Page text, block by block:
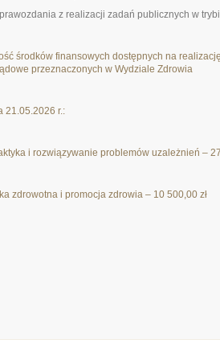
z realizacji zadań publicznych w
środków finansowych dostępnych na
przeznaczonych w Wydziale Zdrowia
21.05.2026 r.:
i rozwiązywanie problemów uzależnień –
zdrowotna i promocja zdrowia – 10 500,00 zł